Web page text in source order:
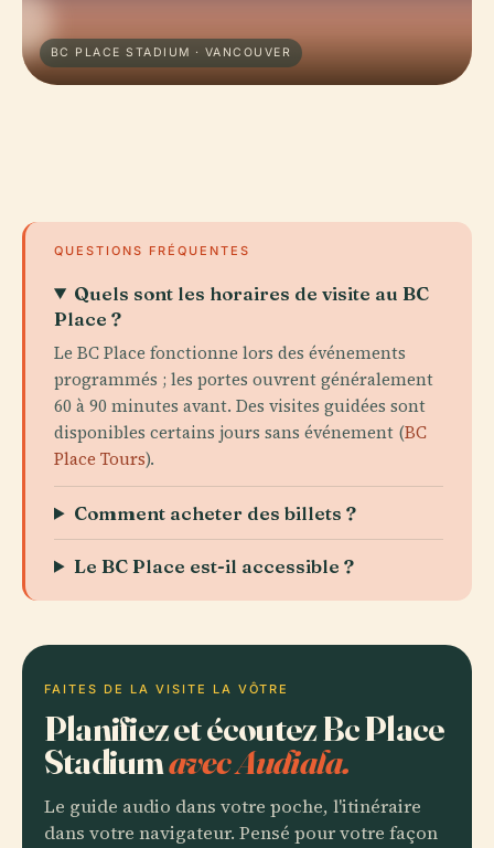
BC PLACE STADIUM · VANCOUVER
QUESTIONS FRÉQUENTES
Quels sont les horaires de visite au BC
Place ?
Le BC Place fonctionne lors des événements
programmés ; les portes ouvrent généralement
60 à 90 minutes avant. Des visites guidées sont
disponibles certains jours sans événement (BC
Place Tours).
Comment acheter des billets ?
Le BC Place est-il accessible ?
FAITES DE LA VISITE LA VÔTRE
Planifiez et écoutez Bc Place
Stadiumavec Audiala.
Le guide audio dans votre poche, l'itinéraire
dans votre navigateur. Pensé pour votre façon